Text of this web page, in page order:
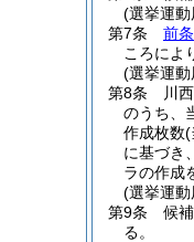
(選挙運
第7条
前条
ころによ
(選挙運
第8条
川
のうち、
作成枚数(
に基づき
ラの作成
(選挙運
第9条
候補
る。